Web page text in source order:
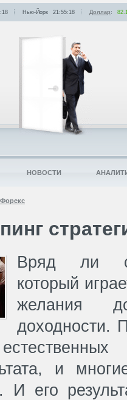
Вряд ли
который
желания
доходности.
и
И его
Нью-Йорк 21:55:18 Доллар:
НОВОСТИ